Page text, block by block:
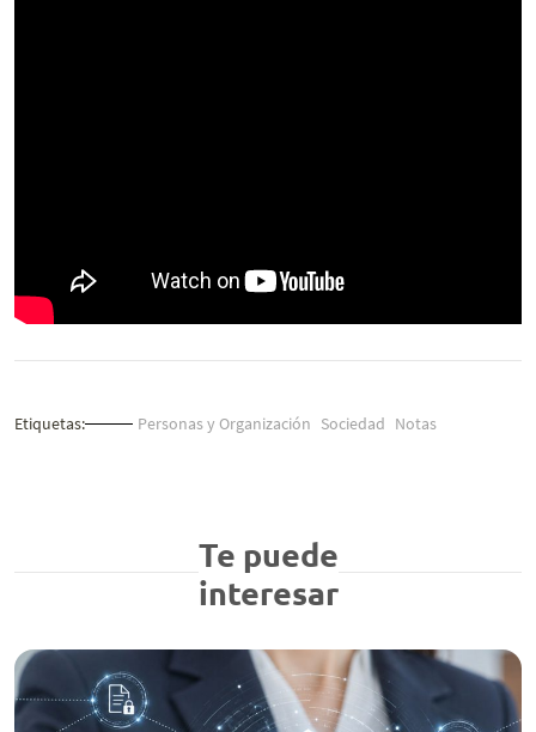
Etiquetas: Personas y Organización Sociedad Notas
Te puede
interesar